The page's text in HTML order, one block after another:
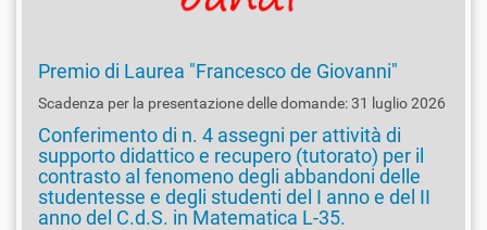
Premio di Laurea "Francesco de Giovanni"
Scadenza per la presentazione delle domande: 31 luglio 2026
Conferimento di n. 4 assegni per attività di
supporto didattico e recupero (tutorato) per il
contrasto al fenomeno degli abbandoni delle
studentesse e degli studenti del I anno e del II
anno del C.d.S. in Matematica L-35.